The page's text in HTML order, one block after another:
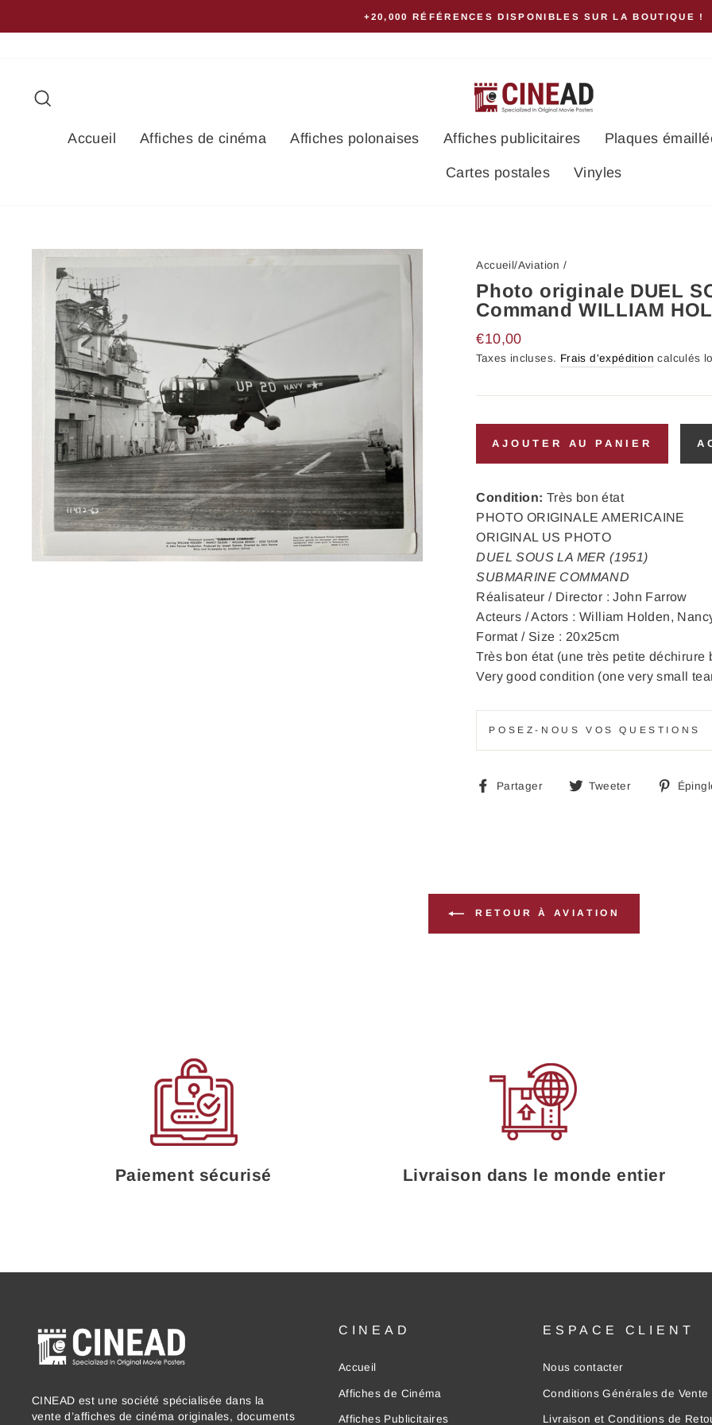
au
GROUPEZ VOS ACHATS ET
Accueil Affiches de cinéma Affiches polonaises Affiches publicitaires Plaques
Cartes postales Vinyles
Accueil/Aviation /
Photo originale DUEL
Command WILLIAM
Prix
régulier
€10,00
Taxes incluses. Frais d'expédition calculés
AJOUTER AU PANIER
Condition: Très bon état
PHOTO ORIGINALE AMERICAINE
ORIGINAL US PHOTO
DUEL SOUS LA MER (1951)
SUBMARINE COMMAND
Réalisateur / Director : John Farrow
Acteurs / Actors : William Holden,
Format / Size : 20x25cm
Très bon état (une très petite déchirure
Very good condition (one very small
POSEZ-NOUS VOS QUESTIONS
Partager
PartagerTweeter
Tweeter
RETOUR À AVIATION
Paiement sécurisé Livraison dans le monde entier
CINEAD est une société spécialisée dans la
vente d’affiches de cinéma originales, documents
CINEAD
Accueil
Affiches de Cinéma
Affiches Publicitaires
ESPACE CLIENT
Nous contacter
Conditions Générales de Vente
Livraison et Conditions de